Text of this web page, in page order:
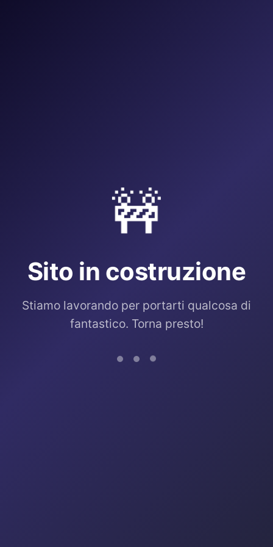
🚧
Sito in costruzione
Stiamo lavorando per portarti qualcosa di
fantastico. Torna presto!